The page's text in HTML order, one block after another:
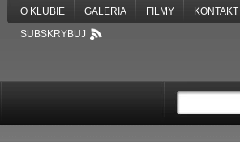
O KLUBIE GALERIA FILMY KONTAKT
SUBSKRYBUJ